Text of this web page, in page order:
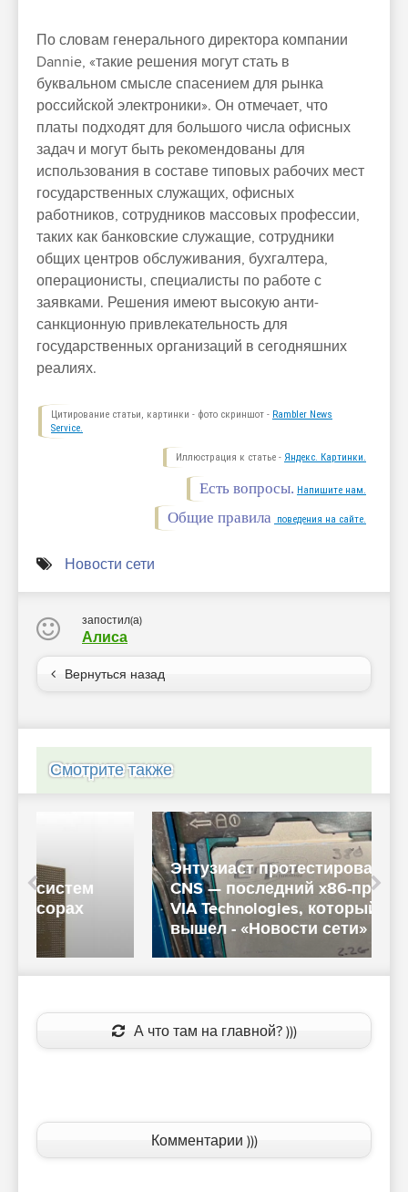
По словам генерального директора компании
Dannie, «такие решения могут стать в
буквальном смысле спасением для рынка
российской электроники». Он отмечает, что
платы подходят для большого числа офисных
задач и могут быть рекомендованы для
использования в составе типовых рабочих мест
государственных служащих, офисных
работников, сотрудников массовых профессии,
таких как банковские служащие, сотрудники
общих центров обслуживания, бухгалтера,
операционисты, специалисты по работе с
заявками. Решения имеют высокую анти-
санкционную привлекательность для
государственных организаций в сегодняшних
реалиях.
Цитирование статьи, картинки - фото скриншот - Rambler News
Service.
Иллюстрация к статье - Яндекс. Картинки.
Есть вопросы. Напишите нам.
Общие правила поведения на сайте.
Новости сети
запостил(а)
Алиса
Вернуться назад
Смотрите также
Энтузиаст протестировал Centaur
CNS — последний x86-процессор
VIA Technologies, который так и не
вышел - «Новости сети»
А что там на главной? )))
Комментарии )))